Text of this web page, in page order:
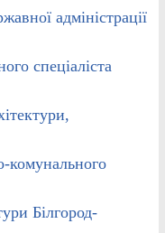
адміністрації
спеціаліста
комунального
Білгород-